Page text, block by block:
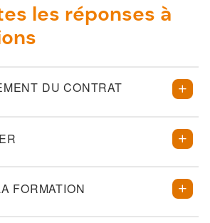
les réponses à
DU CONTRAT
FORMATION